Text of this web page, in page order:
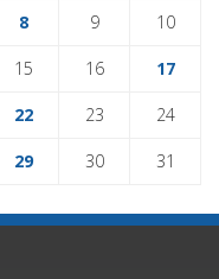
8 9 10
15 16 17
22 23 24
29 30
31